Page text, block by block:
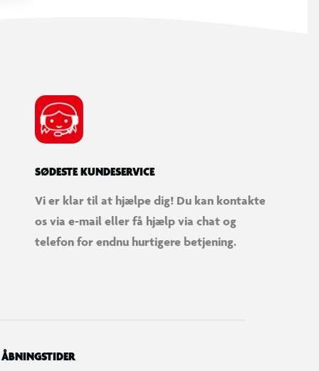
SØDESTE KUNDESERVICE
Vi er klar til at hjælpe dig! Du kan kontakte
os via e-mail eller få hjælp via chat og
telefon for endnu hurtigere betjening.
ÅBNINGSTIDER